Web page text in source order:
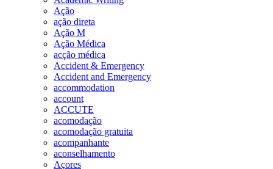
Ação
ação direta
Ação M
Ação Médica
acção médica
Accident & Emergency
Accident and Emergency
accommodation
account
ACCUTE
acomodação
acomodação gratuita
acompanhante
aconselhamento
Açores